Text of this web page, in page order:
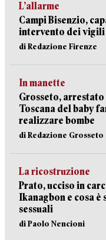
L’allarme
Campi Bisenzio,
intervento dei vigili
di Redazione Firenze
In manette
Grosseto,
Toscana del baby
realizzare bombe
di Redazione Grosseto
La ricostruzione
Prato, ucciso in
Ikanagbon e cosa è
sessuali
di Paolo Nencioni